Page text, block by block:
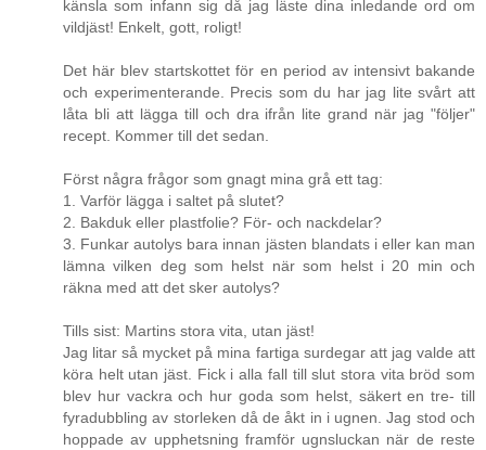
känsla som infann sig då jag läste dina inledande ord om
vildjäst! Enkelt, gott, roligt!
Det här blev startskottet för en period av intensivt bakande
och experimenterande. Precis som du har jag lite svårt att
låta bli att lägga till och dra ifrån lite grand när jag "följer"
recept. Kommer till det sedan.
Först några frågor som gnagt mina grå ett tag:
1. Varför lägga i saltet på slutet?
2. Bakduk eller plastfolie? För- och nackdelar?
3. Funkar autolys bara innan jästen blandats i eller kan man
lämna vilken deg som helst när som helst i 20 min och
räkna med att det sker autolys?
Tills sist: Martins stora vita, utan jäst!
Jag litar så mycket på mina fartiga surdegar att jag valde att
köra helt utan jäst. Fick i alla fall till slut stora vita bröd som
blev hur vackra och hur goda som helst, säkert en tre- till
fyradubbling av storleken då de åkt in i ugnen. Jag stod och
hoppade av upphetsning framför ugnsluckan när de reste